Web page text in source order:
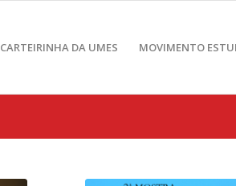
CARTEIRINHA DA UMES MOVIMENTO